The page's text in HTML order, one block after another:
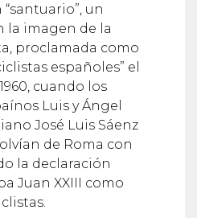
un
la imagen de la
proclamada como
españoles” el
cuando los
Luis y Ángel
José Luis Sáenz
de Roma con
la declaración
Juan XXIII como